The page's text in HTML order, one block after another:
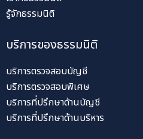
บริการที่ปรึกษาด้านบริ